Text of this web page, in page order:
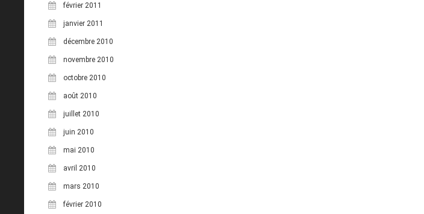
février 2011
janvier 2011
décembre 2010
novembre 2010
octobre 2010
août 2010
juillet 2010
juin 2010
mai 2010
avril 2010
mars 2010
février 2010